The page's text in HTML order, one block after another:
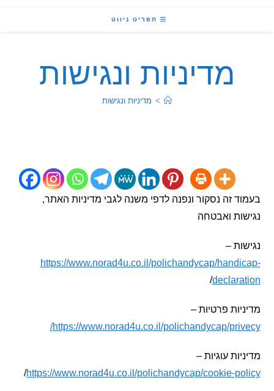
תפריט ניווט
מדיניות ונגישות
מדיניות ונגישות
זה נסקור ונפנה לדפי משנה לגבי מדיניות האתר,
ואבטחה
–
https://www.norad4u.co.il/polichandycap/
/
פרטיות –
https://www.norad4u.co.il/polichandycap/
עוגיות –
https://www.norad4u.co.il/polichandycap/cookie-
/